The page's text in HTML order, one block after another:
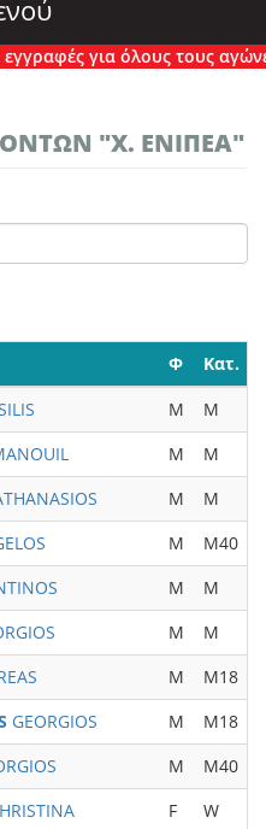
για όλους τους αγώνες
"Χ. ΕΝΙΠΕΑ"
Φ Κατ.
M
M
M
M
M
M
M
M40
M
M
M
M
M
M18
GEORGIOS M
M18
M
M40
F
W